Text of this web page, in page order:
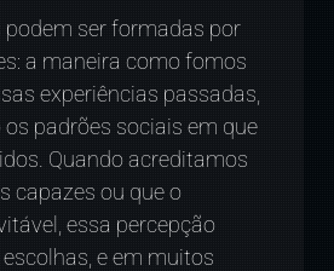
podem ser formadas por
a maneira como fomos
experiências passadas,
padrões sociais em que
Quando acreditamos
capazes ou que o
essa percepção
e em muitos